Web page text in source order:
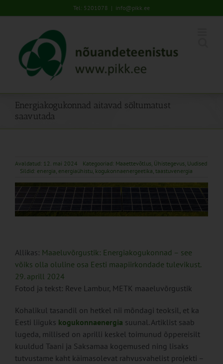
to
Tel: 5201078 | info@pikk.ee
Energiakogukonnad aitavad sõltumatust
saavutada
Avaldatud: 12. mai 2024 Kategooriad: Maaettevõtlus, Ühistegevus, Uudised
Sildid: energia, energiaühistu, kogukonnaenergeetika, taastuvenergia
Allikas: Maaeluvõrgustik: Energiakogukonnad – see
võiks olla oluline osa Eesti maapiirkondade tulevikust.
29. aprill 2024
Fotod ja tekst: Reve Lambur, METK maaeluvõrgustik
Kohalikul tasandil on hetkel nii mõndagi teoksil, et ka
Eesti liiguks kogukonnaenergia suunal. Artiklist saab
lugeda, millised on aprilli keskel toimunud õppereisilt
kuuldud Taani ja Saksamaa kogemused ning lisaks
tutvustame kaht käimasolevat rahvusvahelist projekti –